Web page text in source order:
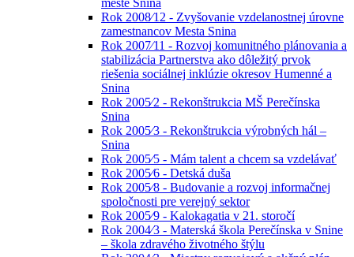
meste Snina
Rok 2008⁄12 - Zvyšovanie vzdelanostnej úrovne
zamestnancov Mesta Snina
Rok 2007⁄11 - Rozvoj komunitného plánovania a
stabilizácia Partnerstva ako dôležitý prvok
riešenia sociálnej inklúzie okresov Humenné a
Snina
Rok 2005⁄2 - Rekonštrukcia MŠ Perečínska
Snina
Rok 2005⁄3 - Rekonštrukcia výrobných hál –
Snina
Rok 2005⁄5 - Mám talent a chcem sa vzdelávať
Rok 2005⁄6 - Detská duša
Rok 2005⁄8 - Budovanie a rozvoj informačnej
spoločnosti pre verejný sektor
Rok 2005⁄9 - Kalokagatia v 21. storočí
Rok 2004⁄3 - Materská škola Perečínska v Snine
– škola zdravého životného štýlu